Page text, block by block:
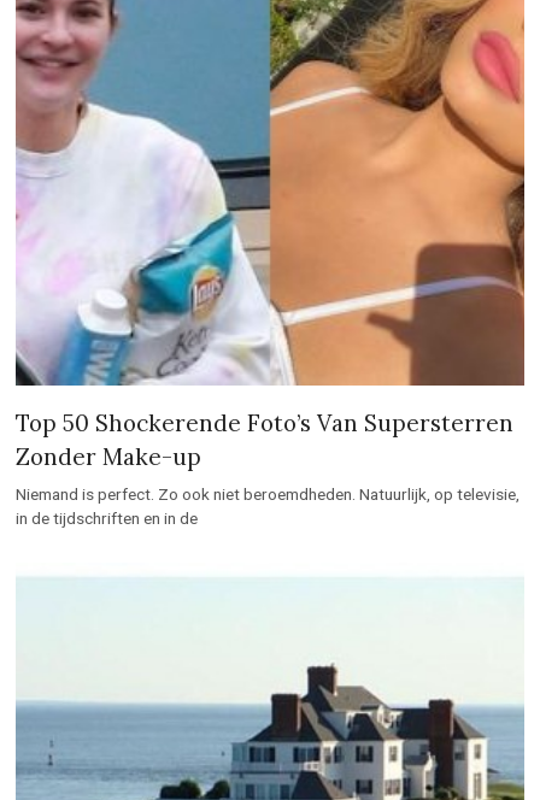
Top 50 Shockerende Foto’s Van Supersterren
Zonder Make-up
Niemand is perfect. Zo ook niet beroemdheden. Natuurlijk, op televisie,
in de tijdschriften en in de